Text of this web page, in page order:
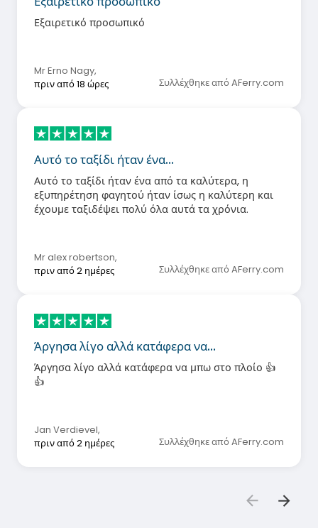
Εξαιρετικό προσωπικό
Mr Erno Nagy,
πριν από 18 ώρες
Συλλέχθηκε από AFerry.com
Αυτό το ταξίδι ήταν ένα…
Αυτό το ταξίδι ήταν ένα από τα καλύτερα, η
εξυπηρέτηση φαγητού ήταν ίσως η καλύτερη και
έχουμε ταξιδέψει πολύ όλα αυτά τα χρόνια.
Mr alex robertson,
πριν από 2 ημέρες
Συλλέχθηκε από AFerry.com
Άργησα λίγο αλλά κατάφερα να…
Άργησα λίγο αλλά κατάφερα να μπω στο πλοίο 👍
👍
Jan Verdievel,
πριν από 2 ημέρες
Συλλέχθηκε από AFerry.com